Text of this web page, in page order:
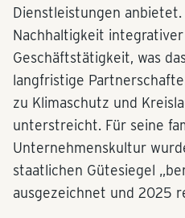
Dienstleistungen
Nachhaltigkeit
Geschäftstätigkeit, was
langfristige
zu Klimaschutz und
unterstreicht. Für seine
Unternehmenskultur
staatlichen Gütesiegel
ausgezeichnet und 2025